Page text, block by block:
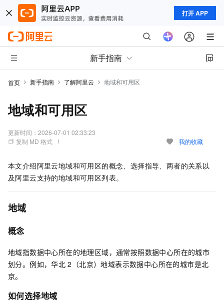
打开 APP
新手指南
首页 新手指南 了解阿里云 地域和可用区
地域和可用区
更新时间： 2026-07-01 02:33:23
复制 MD 格式
我的收藏
本文介绍阿里云地域和可用区的概念、选择指导、两者的关系以
及阿里云支持的地域和可用区列表。
地域
概念
地域指数据中心所在的地理区域，通常按照数据中心所在的城市
划分。例如，华北 2（北京）地域表示数据中心所在的城市是北
京。
如何选择地域